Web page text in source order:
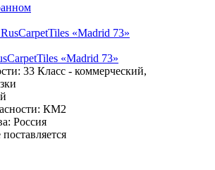
«Madrid 73»
33 Класс - коммерческий,
КМ2
Россия